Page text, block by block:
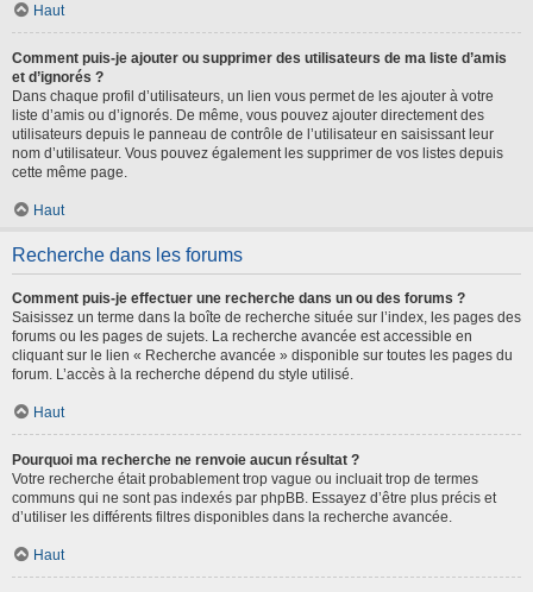
Haut
Comment puis-je ajouter ou supprimer des utilisateurs de ma liste d’amis
et d’ignorés ?
Dans chaque profil d’utilisateurs, un lien vous permet de les ajouter à votre
liste d’amis ou d’ignorés. De même, vous pouvez ajouter directement des
utilisateurs depuis le panneau de contrôle de l’utilisateur en saisissant leur
nom d’utilisateur. Vous pouvez également les supprimer de vos listes depuis
cette même page.
Haut
Recherche dans les forums
Comment puis-je effectuer une recherche dans un ou des forums ?
Saisissez un terme dans la boîte de recherche située sur l’index, les pages des
forums ou les pages de sujets. La recherche avancée est accessible en
cliquant sur le lien « Recherche avancée » disponible sur toutes les pages du
forum. L’accès à la recherche dépend du style utilisé.
Haut
Pourquoi ma recherche ne renvoie aucun résultat ?
Votre recherche était probablement trop vague ou incluait trop de termes
communs qui ne sont pas indexés par phpBB. Essayez d’être plus précis et
d’utiliser les différents filtres disponibles dans la recherche avancée.
Haut